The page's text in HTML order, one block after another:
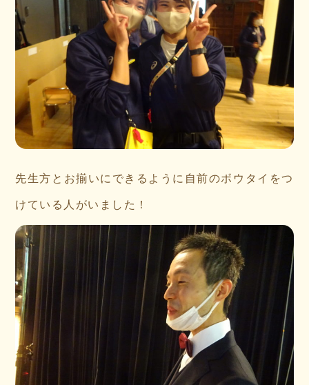
先生方とお揃いにできるように自前のボウタイをつ
けている人がいました！